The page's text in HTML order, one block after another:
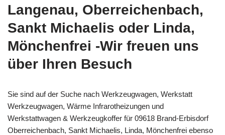
Langenau, Oberreichenbach,
Sankt Michaelis oder Linda,
Mönchenfrei -Wir freuen uns
über Ihren Besuch
Sie sind auf der Suche nach Werkzeugwagen, Werkstatt
Werkzeugwagen, Wärme Infrarotheizungen und
Werkstattwagen & Werkzeugkoffer für 09618 Brand-Erbisdorf
Oberreichenbach, Sankt Michaelis, Linda, Mönchenfrei ebenso